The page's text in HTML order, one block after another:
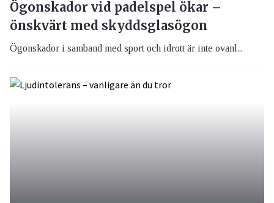
Ögonskador vid padelspel ökar –
önskvärt med skyddsglasögon
Ögonskador i samband med sport och idrott är inte ovanl...